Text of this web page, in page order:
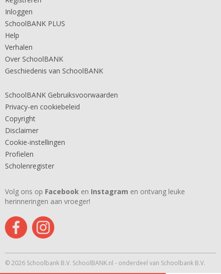
Inloggen
SchoolBANK PLUS
Help
Verhalen
Over SchoolBANK
Geschiedenis van SchoolBANK
SchoolBANK Gebruiksvoorwaarden
Privacy-en cookiebeleid
Copyright
Disclaimer
Cookie-instellingen
Profielen
Scholenregister
Volg ons op Facebook en Instagram en ontvang leuke
herinneringen aan vroeger!
© 2026 Schoolbank B.V. SchoolBANK.nl - onderdeel van Schoolbank B.V.